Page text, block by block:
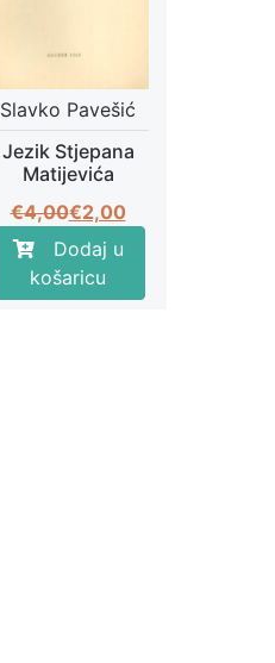
Slavko Pavešić
Jezik Stjepana
Matijevića
€4,00Izvorna
cijena
bila
je:
€2,00
Trenutna
cijena
je:
€2,00.
Dodaj u
košaricu